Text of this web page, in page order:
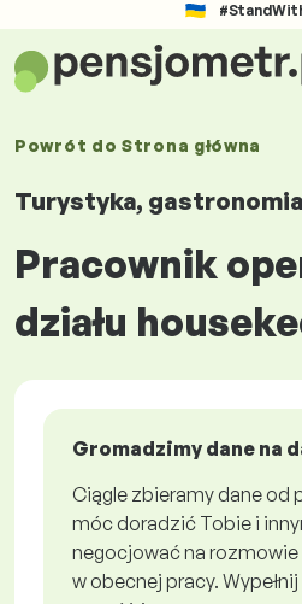
Powrót do Strona główna
Turystyka,
Pracownik
działu
Gromadzimy dane na
Ciągle zbieramy dane od
móc doradzić Tobie i
negocjować na rozmowie
w obecnej pracy.